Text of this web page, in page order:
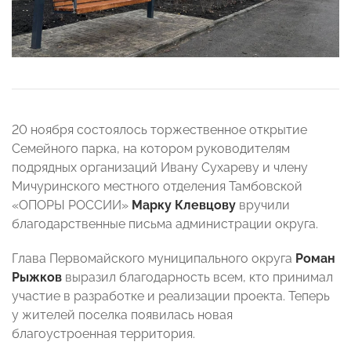
20 ноября состоялось торжественное открытие
Семейного парка, на котором руководителям
подрядных организаций Ивану Сухареву и члену
Мичуринского местного отделения Тамбовской
«ОПОРЫ РОССИИ» Марку Клевцову вручили
благодарственные письма администрации округа.
Глава Первомайского муниципального округа Роман
Рыжков выразил благодарность всем, кто принимал
участие в разработке и реализации проекта. Теперь
у жителей поселка появилась новая
благоустроенная территория.